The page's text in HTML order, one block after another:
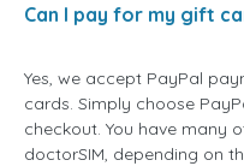
Can I pay for my gift
Yes, we accept PayPal
cards. Simply choose
checkout. You have many
doctorSIM, depending on